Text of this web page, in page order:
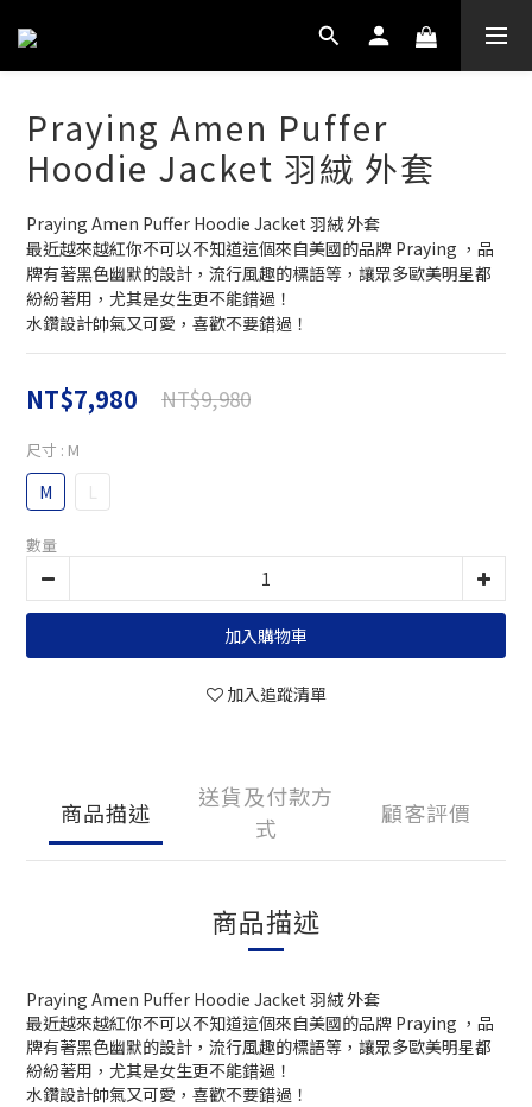
Praying Amen Puffer
Hoodie Jacket 羽絨 外套
Praying Amen Puffer Hoodie Jacket 羽絨 外套
最近越來越紅你不可以不知道這個來自美國的品牌 Praying ，品
牌有著黑色幽默的設計，流行風趣的標語等，讓眾多歐美明星都
紛紛著用，尤其是女生更不能錯過！
水鑽設計帥氣又可愛，喜歡不要錯過！
NT$7,980 NT$9,980
尺寸 : M
M L
數量
加入購物車
加入追蹤清單
商品描述
送貨及付款方
式
顧客評價
商品描述
Praying Amen Puffer Hoodie Jacket 羽絨 外套
最近越來越紅你不可以不知道這個來自美國的品牌 Praying ，品
牌有著黑色幽默的設計，流行風趣的標語等，讓眾多歐美明星都
紛紛著用，尤其是女生更不能錯過！
水鑽設計帥氣又可愛，喜歡不要錯過！